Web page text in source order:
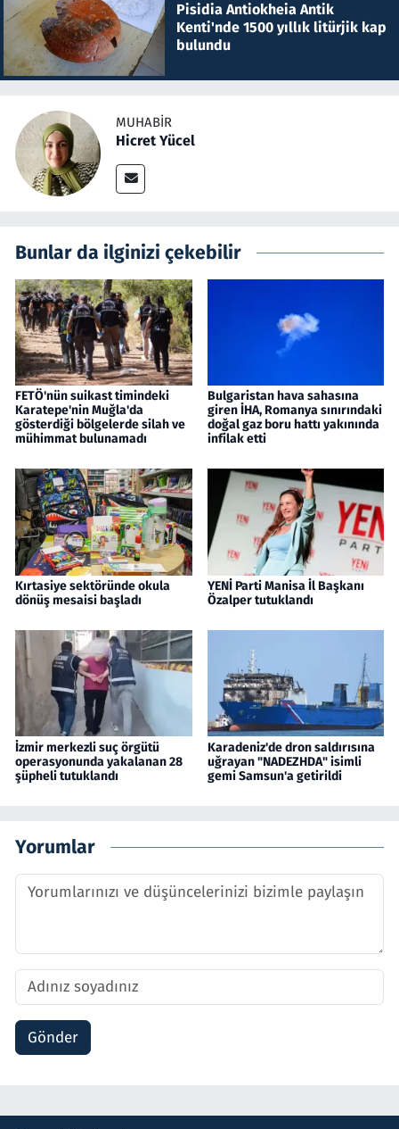
Pisidia Antiokheia Antik
Kenti'nde 1500 yıllık litürjik kap
bulundu
MUHABIR
Hicret Yücel
Bunlar da ilginizi çekebilir
FETÖ'nün suikast timindeki
Karatepe'nin Muğla'da
gösterdiği bölgelerde silah ve
mühimmat bulunamadı
Bulgaristan hava sahasına
giren İHA, Romanya sınırındaki
doğal gaz boru hattı yakınında
infilak etti
Kırtasiye sektöründe okula
dönüş mesaisi başladı
YENİ Parti Manisa İl Başkanı
Özalper tutuklandı
İzmir merkezli suç örgütü
operasyonunda yakalanan 28
şüpheli tutuklandı
Karadeniz'de dron saldırısına
uğrayan "NADEZHDA" isimli
gemi Samsun'a getirildi
Yorumlar
Gönder